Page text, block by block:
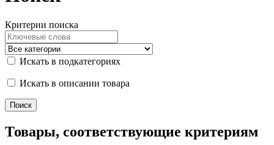
Критерии поиска
Искать в подкатегориях
Искать в описании товара
Товары, соответствующие критериям